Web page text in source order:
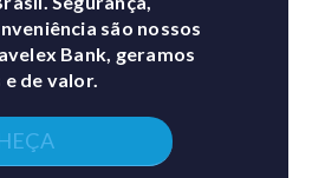
são nossos
Bank, geramos
de valor.